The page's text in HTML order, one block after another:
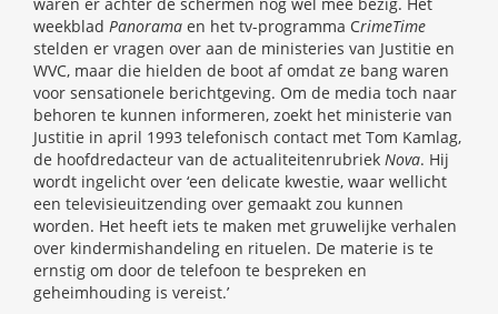
waren er achter de schermen nog wel mee bezig. Het
weekblad Panorama en het tv-programma CrimeTime
stelden er vragen over aan de ministeries van Justitie en
WVC, maar die hielden de boot af omdat ze bang waren
voor sensationele berichtgeving. Om de media toch naar
behoren te kunnen informeren, zoekt het ministerie van
Justitie in april 1993 telefonisch contact met Tom Kamlag,
de hoofdredacteur van de actualiteitenrubriek Nova. Hij
wordt ingelicht over ‘een delicate kwestie, waar wellicht
een televisieuitzending over gemaakt zou kunnen
worden. Het heeft iets te maken met gruwelijke verhalen
over kindermishandeling en rituelen. De materie is te
ernstig om door de telefoon te bespreken en
geheimhouding is vereist.’